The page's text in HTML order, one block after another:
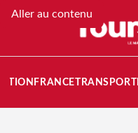
Aller au contenu
FRANCETRANSPORT